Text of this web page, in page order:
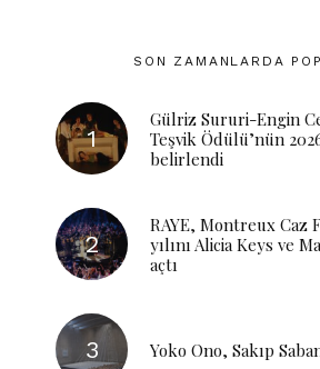
SON ZAMANLARDA
Gülriz Sururi-Engin
Teşvik Ödülü’nün
belirlendi
RAYE, Montreux Caz
yılını Alicia Keys ve
açtı
Yoko Ono, Sakıp